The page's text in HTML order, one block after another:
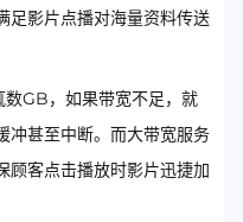
足影片点播对海量资料传送
GB，如果带宽不足，就
冲甚至中断。而大带宽服务
顾客点击播放时影片迅捷加